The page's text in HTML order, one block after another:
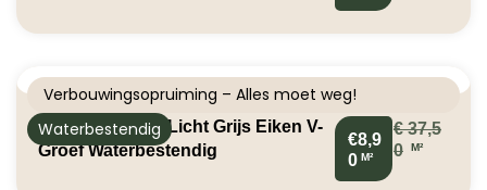
Verbouwingsopruiming – Alles moet weg!
Waterbestendig
Aqua Laminaat Licht Grijs Eiken V-
Groef Waterbestendig
€8,9
0 M²
€37,5
0
M²